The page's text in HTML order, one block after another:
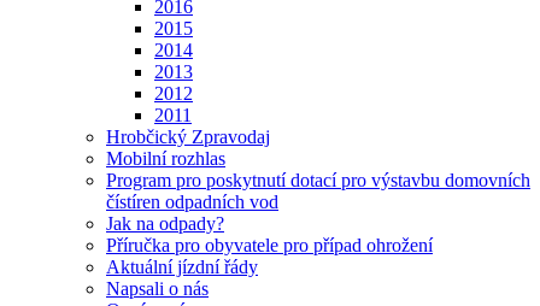
2016
2015
2014
2013
2012
2011
Hrobčický Zpravodaj
Mobilní rozhlas
Program pro poskytnutí dotací pro výstavbu domovních
čístíren odpadních vod
Jak na odpady?
Příručka pro obyvatele pro případ ohrožení
Aktuální jízdní řády
Napsali o nás